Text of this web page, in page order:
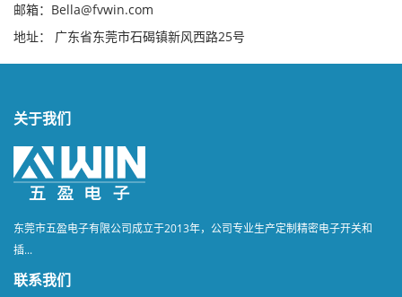
邮箱：Bella@fvwin.com
地址： 广东省东莞市石碣镇新风西路25号
关于我们
东莞市五盈电子有限公司成立于2013年，公司专业生产定制精密电子开关和
插...
联系我们